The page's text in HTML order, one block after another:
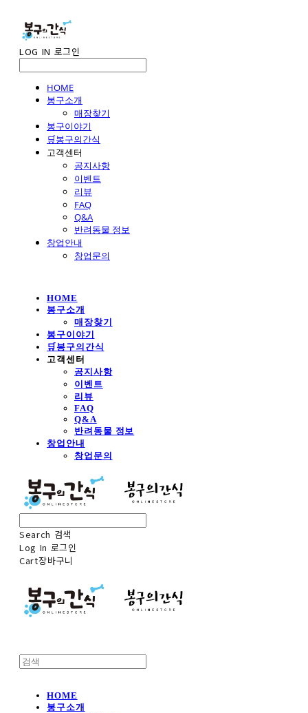
LOG IN 로그인
HOME
봉구소개
매장찾기
봉구이야기
🛒봉구의간식
고객센터
공지사항
이벤트
리뷰
FAQ
Q&A
반려동물 정보
창업안내
창업문의
HOME
봉구소개
매장찾기
봉구이야기
🛒봉구의간식
고객센터
공지사항
이벤트
리뷰
FAQ
Q&A
반려동물 정보
창업안내
창업문의
Search 검색
Log In 로그인
Cart장바구니
HOME
봉구소개